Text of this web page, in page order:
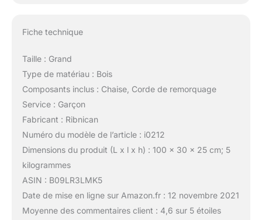
Fiche technique
Taille : Grand
Type de matériau : Bois
Composants inclus : Chaise, Corde de remorquage
Service : Garçon
Fabricant : Ribnican
Numéro du modèle de l’article : i0212
Dimensions du produit (L x l x h) : 100 x 30 x 25 cm; 5
kilogrammes
ASIN : B09LR3LMK5
Date de mise en ligne sur Amazon.fr : 12 novembre 2021
Moyenne des commentaires client : 4,6 sur 5 étoiles